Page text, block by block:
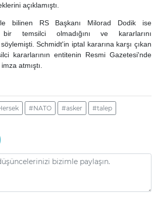
açıklamıştı.
bilinen RS Başkanı Milorad Dodik ise
temsilci olmadığını ve kararlarını
Schmidt'in iptal kararına karşı çıkan
kararlarının entitenin Resmi Gazetesi'nde
atmıştı.
#NATO #asker #talep